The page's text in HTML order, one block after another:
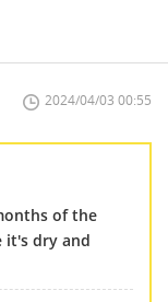
2024/04/03 00:55
of the
it's dry and